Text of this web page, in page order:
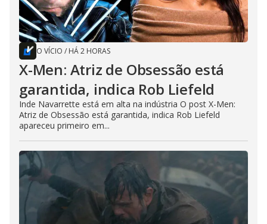
O VÍCIO / HÁ 2 HORAS
X-Men: Atriz de Obsessão está
garantida, indica Rob Liefeld
Inde Navarrette está em alta na indústria O post X-Men:
Atriz de Obsessão está garantida, indica Rob Liefeld
apareceu primeiro em...